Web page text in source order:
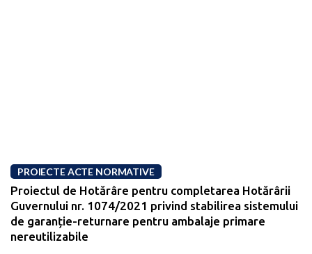
PROIECTE ACTE NORMATIVE
Proiectul de Hotărâre pentru completarea Hotărârii
Guvernului nr. 1074/2021 privind stabilirea sistemului
de garanție-returnare pentru ambalaje primare
nereutilizabile